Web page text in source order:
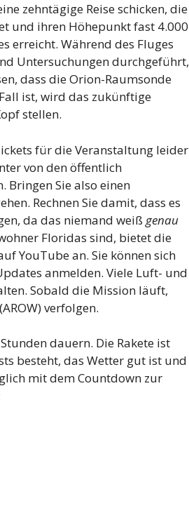
zehntägige Reise schicken, die
und ihren Höhepunkt fast 4.000
erreicht. Während des Fluges
Untersuchungen durchgeführt,
dass die Orion-Raumsonde
ist, wird das zukünftige
stellen.
für die Veranstaltung leider
von den öffentlich
Bringen Sie also einen
Rechnen Sie damit, dass es
da das niemand weiß genau
Floridas sind, bietet die
YouTube an. Sie können sich
anmelden. Viele Luft- und
Sobald die Mission läuft,
verfolgen.
dauern. Die Rakete ist
besteht, das Wetter gut ist und
mit dem Countdown zur